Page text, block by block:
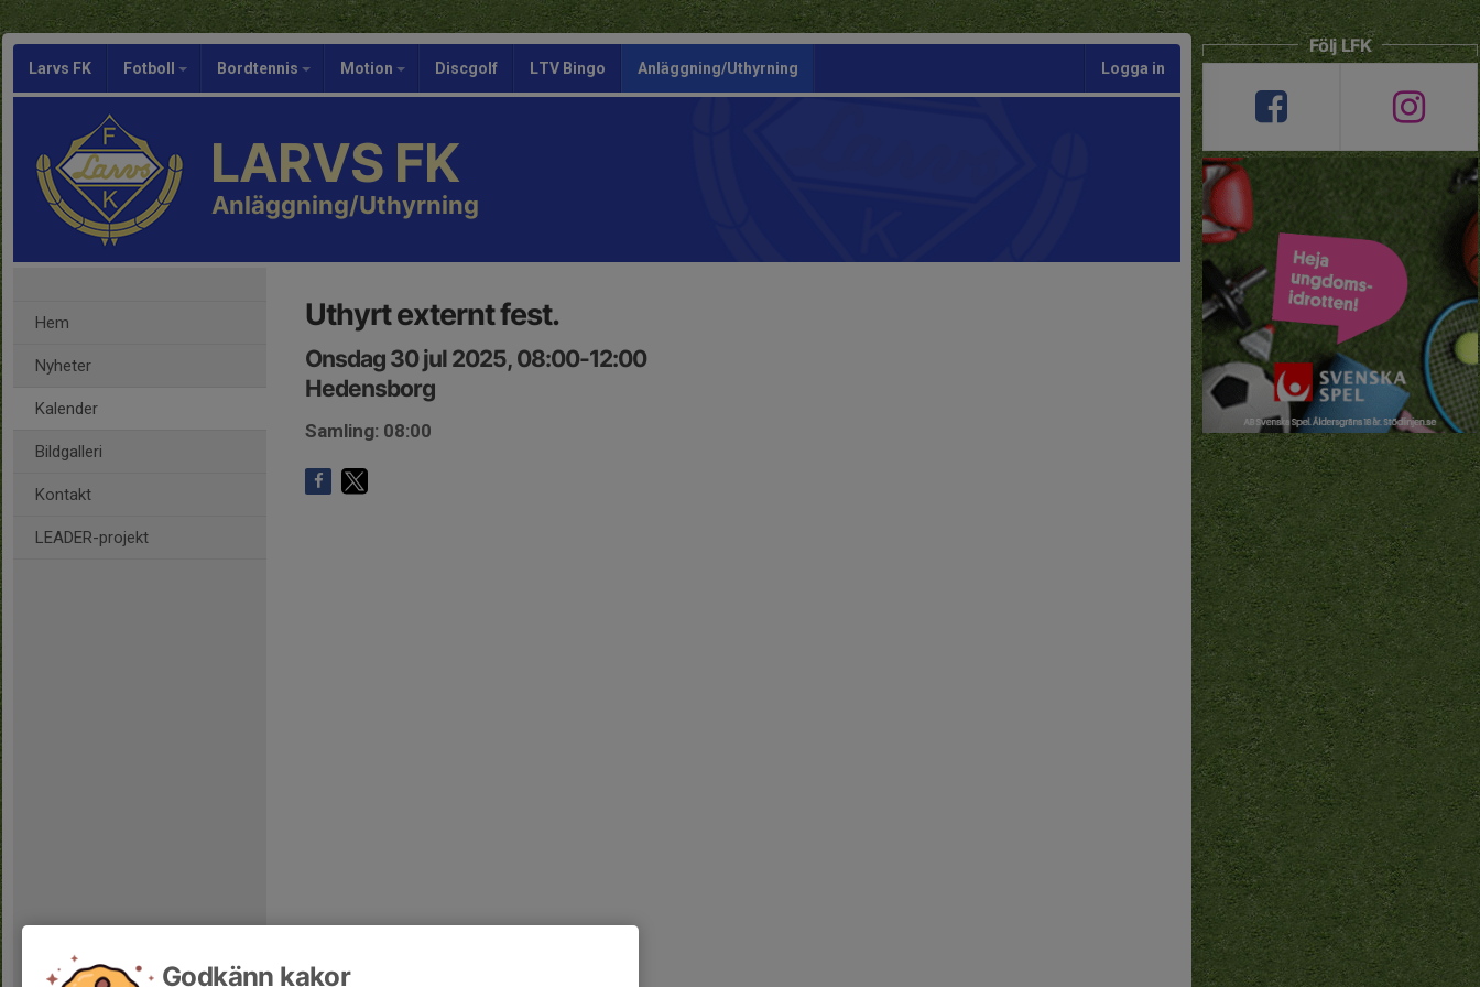
Larvs FK Fotboll Bordtennis Motion Discgolf LTV Bingo Anläggning/Uthyrning Logga in
LARVS FK
Anläggning/Uthyrning
Hem
Nyheter
Kalender
Bildgalleri
Kontakt
LEADER-projekt
Uthyrt externt fest.
Onsdag 30 jul 2025, 08:00-12:00
Hedensborg
Samling: 08:00
Följ LFK
Godkänn kakor